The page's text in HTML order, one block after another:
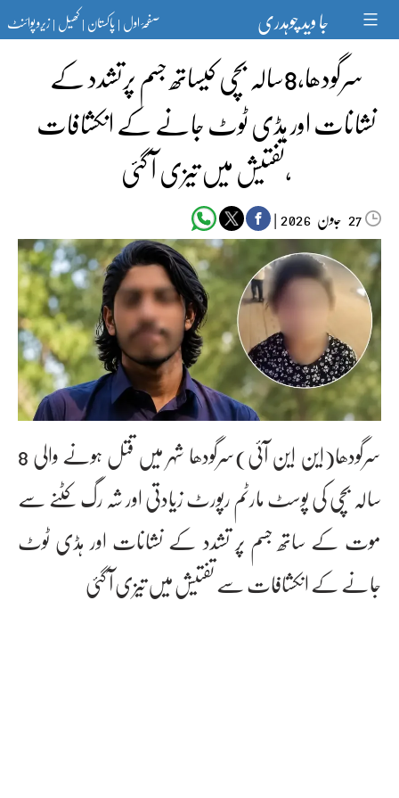
content جا وید چوہدری صفحۂ اول|پاکستان|کھیل|زیرو پوائنٹ
سرگودھا،8سالہ بچی کیساتھ جسم پرتشدد کے
نشانات اور ہڈی ٹوٹ جانے کے انکشافات
،تفتیش میں تیزی آ گئی
27 جون‬‮ |
سرگودھا(این این آئی)سرگودھا شہر میں قتل ہونے والی 8
سالہ بچی کی پوسٹ مارٹم رپورٹ زیادتی اور شہ رگ کٹنے سے
موت کے ساتھ جسم پر تشدد کے نشانات اور ہڈی ٹوٹ
جانے کے انکشافات سے تفتیش میں تیزی آ گئی